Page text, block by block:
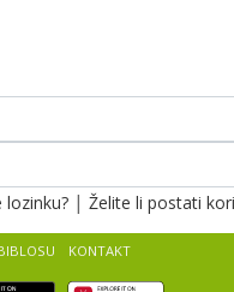
KONTAKT
lozinku? | Želite li postati